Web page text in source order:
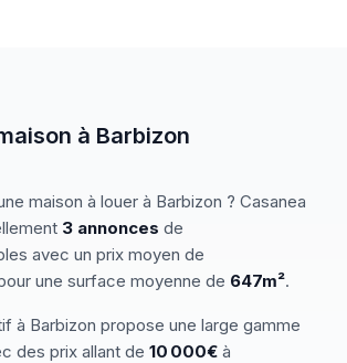
à Barbizon
maison à louer à Barbizon ? Casanea
3 annonces de
avec un prix moyen de
une surface moyenne de 647m².
à Barbizon propose une large gamme
des prix allant de 10 000€ à